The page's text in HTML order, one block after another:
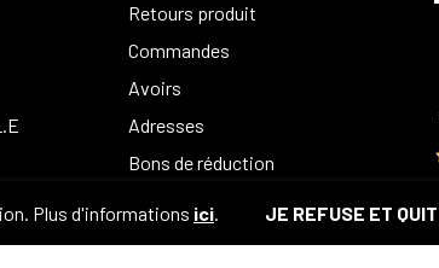
Retours produit
Commandes
Avoirs
Adresses
Bons de réduction
Plus d'informations ici. JE REFUSE ET